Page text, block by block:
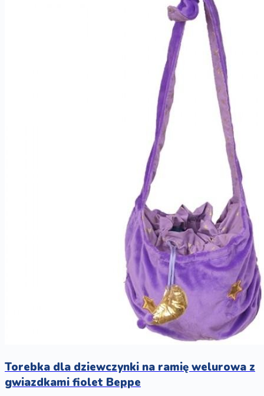
Torebka dla dziewczynki na ramię welurowa z
gwiazdkami fiolet Beppe